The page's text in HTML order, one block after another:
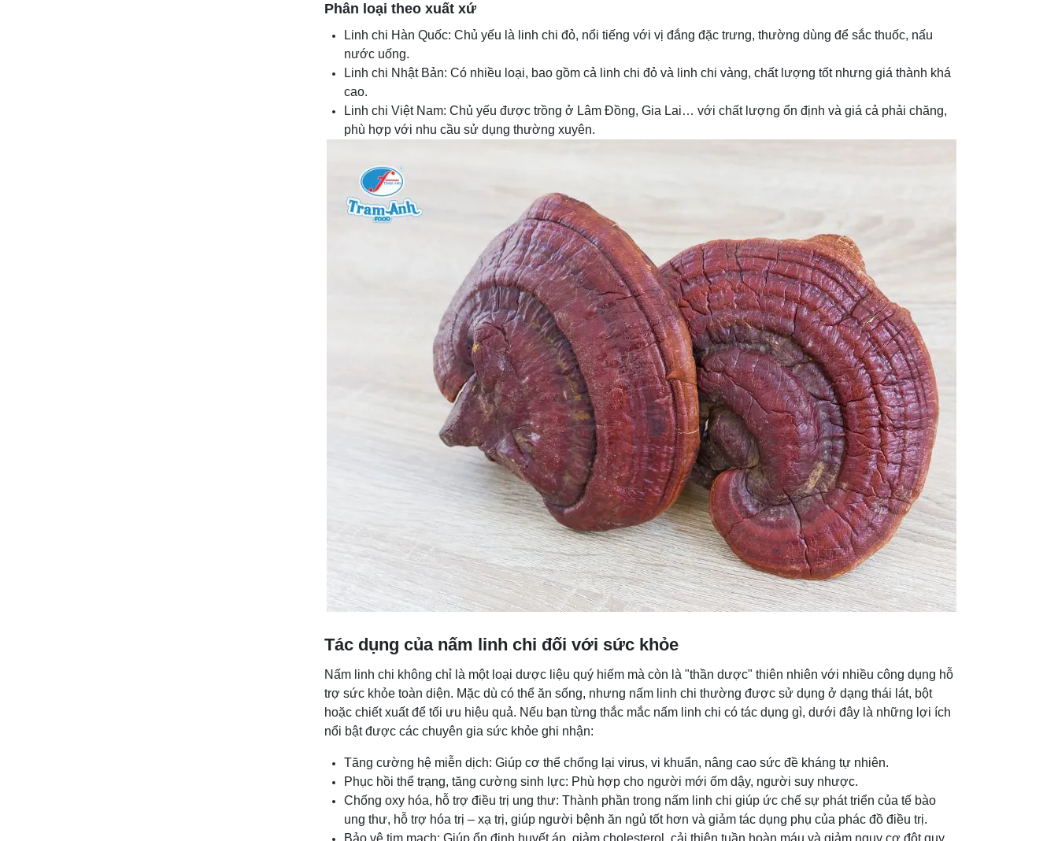
Phân loại theo xuất xứ
Linh chi Hàn Quốc: Chủ yếu là linh chi đỏ, nổi tiếng với vị đắng đặc trưng, thường dùng để sắc thuốc, nấu
nước uống.
Linh chi Nhật Bản: Có nhiều loại, bao gồm cả linh chi đỏ và linh chi vàng, chất lượng tốt nhưng giá thành khá
cao.
Linh chi Việt Nam: Chủ yếu được trồng ở Lâm Đồng, Gia Lai… với chất lượng ổn định và giá cả phải chăng,
phù hợp với nhu cầu sử dụng thường xuyên.
Tác dụng của nấm linh chi đối với sức khỏe
Nấm linh chi không chỉ là một loại dược liệu quý hiếm mà còn là "thần dược" thiên nhiên với nhiều công dụng hỗ
trợ sức khỏe toàn diện. Mặc dù có thể ăn sống, nhưng nấm linh chi thường được sử dụng ở dạng thái lát, bột
hoặc chiết xuất để tối ưu hiệu quả. Nếu bạn từng thắc mắc nấm linh chi có tác dụng gì, dưới đây là những lợi ích
nổi bật được các chuyên gia sức khỏe ghi nhận:
Tăng cường hệ miễn dịch: Giúp cơ thể chống lại virus, vi khuẩn, nâng cao sức đề kháng tự nhiên.
Phục hồi thể trạng, tăng cường sinh lực: Phù hợp cho người mới ốm dậy, người suy nhược.
Chống oxy hóa, hỗ trợ điều trị ung thư: Thành phần trong nấm linh chi giúp ức chế sự phát triển của tế bào
ung thư, hỗ trợ hóa trị – xạ trị, giúp người bệnh ăn ngủ tốt hơn và giảm tác dụng phụ của phác đồ điều trị.
Bảo vệ tim mạch: Giúp ổn định huyết áp, giảm cholesterol, cải thiện tuần hoàn máu và giảm nguy cơ đột quỵ